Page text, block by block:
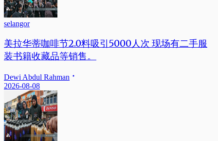
selangor
美拉华蒂咖啡节2.0料吸引5000人次 现场有二手服
装书籍收藏品等销售。
Dewi Abdul Rahman
2026-08-08